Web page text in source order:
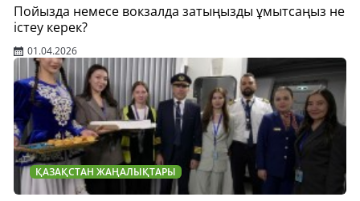
Пойызда немесе вокзалда затыңызды ұмытсаңыз не
істеу керек?
01.04.2026
ҚАЗАҚСТАН ЖАҢАЛЫҚТАРЫ